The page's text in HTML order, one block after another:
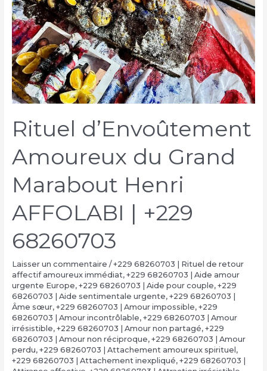
Rituel d’Envoûtement
Amoureux du Grand
Marabout Henri
AFFOLABI | +229
68260703
Laisser un commentaire /+229 68260703 | Rituel de retour
affectif amoureux immédiat, +229 68260703 | Aide amour
urgente Europe, +229 68260703 | Aide pour couple, +229
68260703 | Aide sentimentale urgente, +229 68260703 |
Âme sœur, +229 68260703 | Amour impossible, +229
68260703 | Amour incontrôlable, +229 68260703 | Amour
irrésistible, +229 68260703 | Amour non partagé, +229
68260703 | Amour non réciproque, +229 68260703 | Amour
perdu, +229 68260703 | Attachement amoureux spirituel ,
+229 68260703 | Attachement inexpliqué, +229 68260703 |